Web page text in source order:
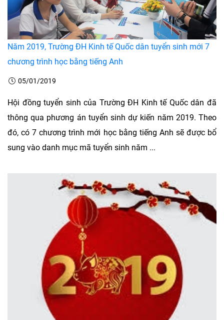
Năm 2019, Trường ĐH Kinh tế Quốc dân tuyển sinh mới 7
chương trình học bằng tiếng Anh
05/01/2019
Hội đồng tuyển sinh của Trường ĐH Kinh tế Quốc dân đã
thông qua phương án tuyển sinh dự kiến năm 2019. Theo
đó, có 7 chương trình mới học bằng tiếng Anh sẽ được bổ
sung vào danh mục mã tuyển sinh năm ...